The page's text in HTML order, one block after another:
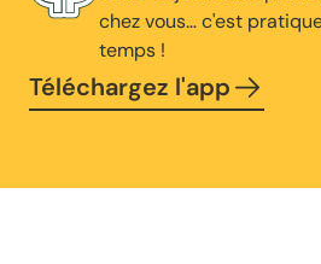
chez vous… c'est
temps !
Téléchargez l'app